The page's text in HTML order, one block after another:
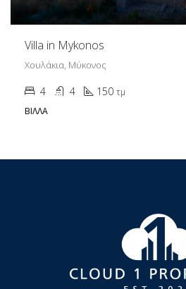
Villa in Mykonos
Χουλάκια, Μύκονος
4 4 150 τμ
ΒΊΛΛΑ